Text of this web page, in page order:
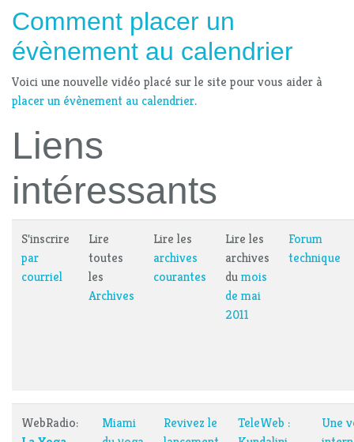
Comment placer un
évènement au calendrier
Voici une nouvelle vidéo placé sur le site pour vous aider à
placer un évènement au calendrier.
Liens
intéressants
S'inscrire
par
courriel
Lire
toutes
les
Archives
Lire les
archives
courantes
Lire les
archives
dumois
de mai
2011
Forum
technique
WebRadio:
Miami
Revivez le
TeleWeb :
Une